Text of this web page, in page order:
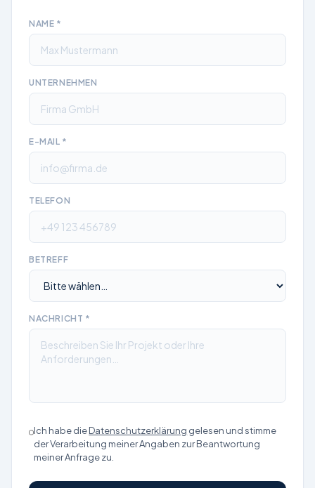
NAME *
UNTERNEHMEN
E-MAIL *
TELEFON
BETREFF
NACHRICHT *
Ich habe dieDatenschutzerklärung gelesen und stimme
der Verarbeitung meiner Angaben zur Beantwortung
meiner Anfrage zu.